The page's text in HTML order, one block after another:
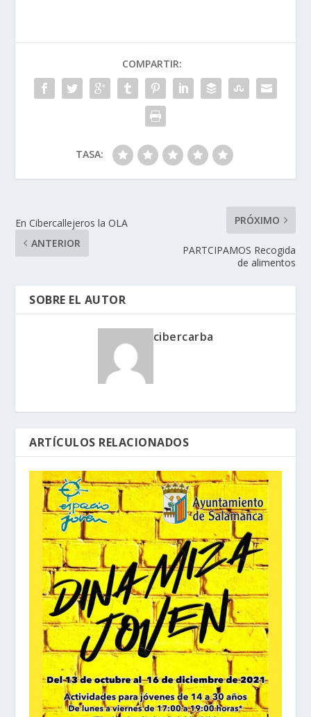
COMPARTIR:
TASA:
En Cibercallejeros la OLA
ANTERIOR
PRÓXIMO
PARTCIPAMOS Recogida
de alimentos
SOBRE EL AUTOR
cibercarba
ARTÍCULOS RELACIONADOS